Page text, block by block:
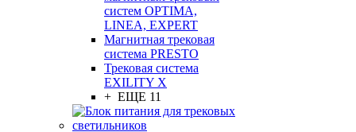
систем OPTIMA,
LINEA, EXPERT
Магнитная трековая
система PRESTO
Трековая система
EXILITY X
+ ЕЩЕ 11